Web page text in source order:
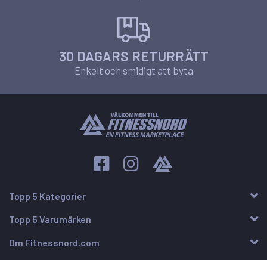
30 DAGARS RETURRÄTT
Enkelt och smidigt att byta
Topp 5 Kategorier
Topp 5 Varumärken
Om Fitnessnord.com